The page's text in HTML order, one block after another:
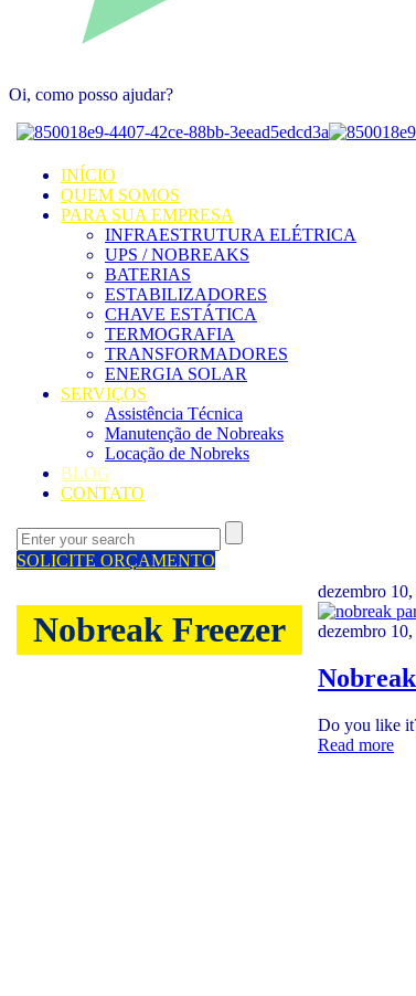
Oi, como posso ajudar?
INÍCIO
QUEM SOMOS
PARA SUA EMPRESA
INFRAESTRUTURA ELÉTRICA
UPS / NOBREAKS
BATERIAS
ESTABILIZADORES
CHAVE ESTÁTICA
TERMOGRAFIA
TRANSFORMADORES
ENERGIA SOLAR
SERVIÇOS
Assistência Técnica
Manutenção de Nobreaks
Locação de Nobreks
BLOG
CONTATO
SOLICITE ORÇAMENTO
Nobreak Freezer
dezembro
dezembro
Do you like
Read more